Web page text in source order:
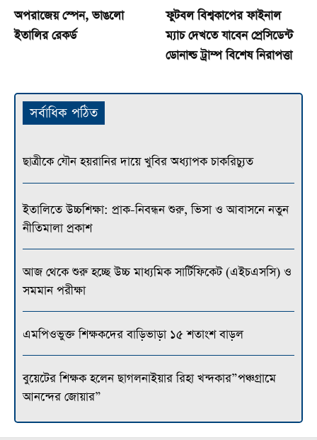
অপরাজেয় স্পেন, ভাঙলো
ইতালির রেকর্ড
ফুটবল বিশ্বকাপের ফাইনাল
ম্যাচ দেখতে যাবেন প্রেসিডেন্ট
ডোনাল্ড ট্রাম্প বিশেষ নিরাপত্তা
সর্বাধিক পঠিত
ছাত্রীকে যৌন হয়রানির দায়ে খুবির অধ্যাপক চাকরিচ্যুত
ইতালিতে উচ্চশিক্ষা: প্রাক-নিবন্ধন শুরু, ভিসা ও আবাসনে নতুন
নীতিমালা প্রকাশ
আজ থেকে শুরু হচ্ছে উচ্চ মাধ্যমিক সার্টিফিকেট (এইচএসসি) ও
সমমান পরীক্ষা
এমপিওভুক্ত শিক্ষকদের বাড়িভাড়া ১৫ শতাংশ বাড়ল
বুয়েটের শিক্ষক হলেন ছাগলনাইয়ার রিহা খন্দকার”পঞ্চগ্রামে
আনন্দের জোয়ার”